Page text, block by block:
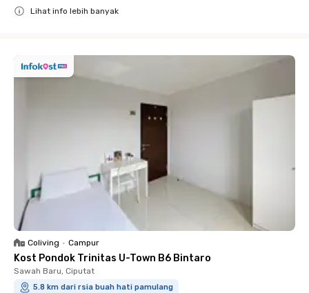
Lihat info lebih banyak
Coliving • Campur
Kost Pondok Trinitas U-Town B6 Bintaro
Sawah Baru, Ciputat
5.8 km dari rsia buah hati pamulang